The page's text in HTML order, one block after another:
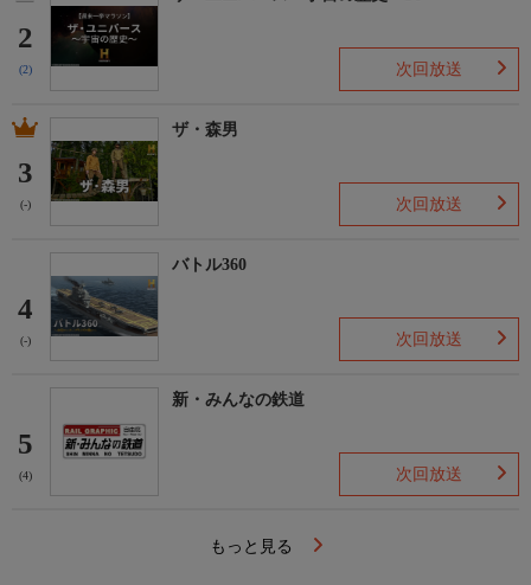
2
(2) 次回放送
3
(-)
ザ・森男
次回放送
4
(-)
バトル360
次回放送
5
(4)
新・みんなの鉄道
次回放送
もっと見る